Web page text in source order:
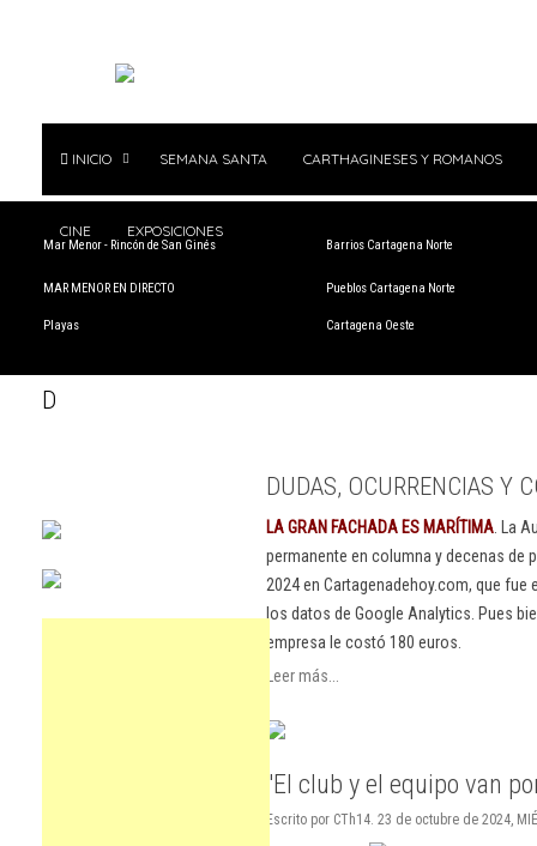
INICIO SEMANA SANTA CARTHAGINESES Y ROMANOS
CINE EXPOSICIONES
Mar Menor - Rincón de San Ginés
MAR MENOR EN DIRECTO
Playas
Barrios Cartagena Norte
Pueblos Cartagena Norte
Cartagena Oeste
D
DUDAS, OCURRENCIAS Y
LA GRAN FACHADA ES MARÍTIMA . La
permanente en columna y decenas
2024 en Cartagenadehoy.com, que
los datos de Google Analytics. Pues
empresa le costó 180 euros.
Leer más...
"El club y el equipo van
Escrito por CTh14. 23 de octubre de 2024,